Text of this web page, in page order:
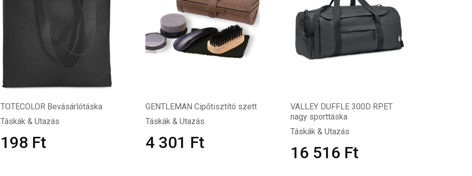
TOTECOLOR Bevásárlótáska
Táskák & Utazás
198 Ft
GENTLEMAN Cipőtisztító szett
Táskák & Utazás
4 301 Ft
VALLEY DUFFLE 300D RPET
nagy sporttáska
Táskák & Utazás
16 516 Ft